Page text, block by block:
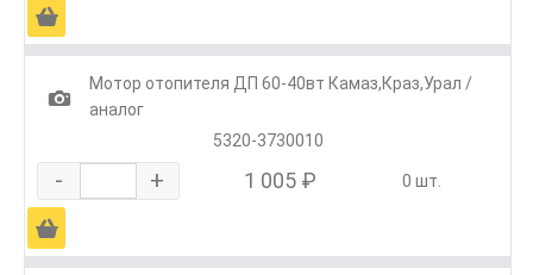
Ä
1
Мотор отопителя ДП 60-40вт Камаз,Краз,Урал /
аналог
5320-3730010
- + 1 005 ₽ 0 шт.
Ä